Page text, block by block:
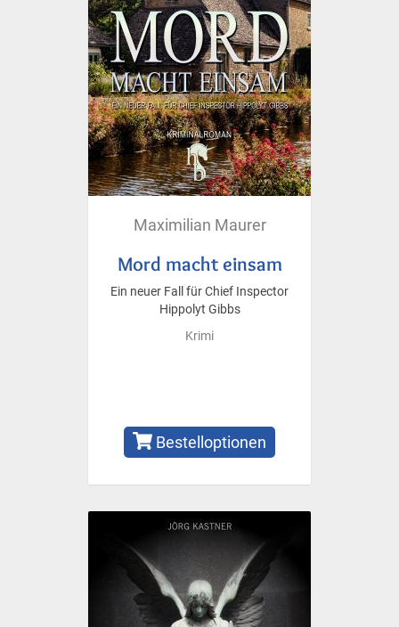
Maximilian Maurer
Mord macht einsam
Ein neuer Fall für Chief Inspector
Hippolyt Gibbs
Krimi
Bestelloptionen